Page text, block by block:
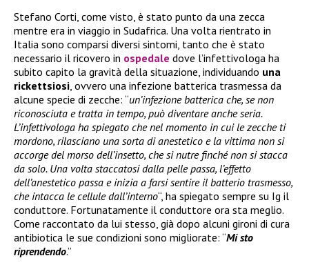
Stefano Corti, come visto, è stato punto da una zecca
mentre era in viaggio in Sudafrica. Una volta rientrato in
Italia sono comparsi diversi sintomi, tanto che è stato
necessario il ricovero in ospedale dove l’infettivologa ha
subito capito la gravità della situazione, individuando una
rickettsiosi, ovvero una infezione batterica trasmessa da
alcune specie di zecche: “un’infezione batterica che, se non
riconosciuta e tratta in tempo, può diventare anche seria.
L’infettivologa ha spiegato che nel momento in cui le zecche ti
mordono, rilasciano una sorta di anestetico e la vittima non si
accorge del morso dell’insetto, che si nutre finché non si stacca
da solo. Una volta staccatosi dalla pelle passa, l’effetto
dell’anestetico passa e inizia a farsi sentire il batterio trasmesso,
che intacca le cellule dall’interno“, ha spiegato sempre su Ig il
conduttore. Fortunatamente il conduttore ora sta meglio.
Come raccontato da lui stesso, già dopo alcuni gironi di cura
antibiotica le sue condizioni sono migliorate: “Mi sto
riprendendo.”